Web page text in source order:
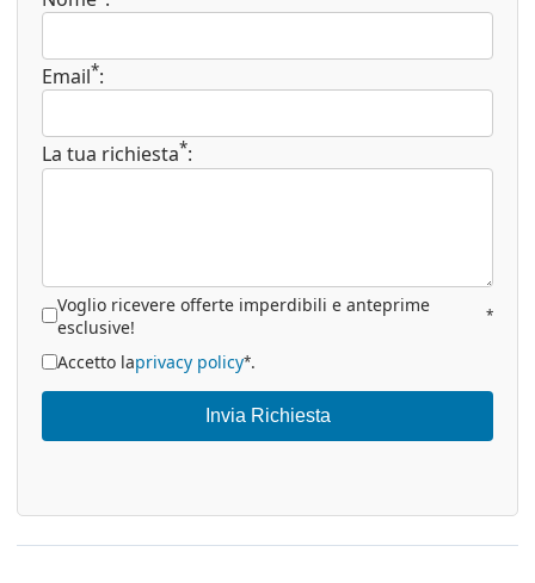
Email*:
La tua richiesta*:
Voglio ricevere offerte imperdibili e anteprime
esclusive!
*
Accetto laprivacy policy*.
Invia Richiesta